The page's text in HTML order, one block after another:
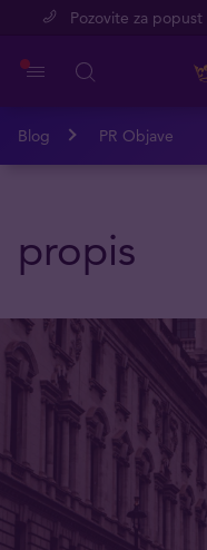
Pozovite za
Blog PR Objave
propis